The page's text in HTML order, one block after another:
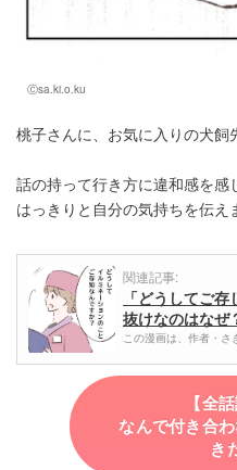
Ⓒsa.ki.o.ku
桃子さんに、お気に入りの犬飼
話の持って行き方に違和感を感
はっきりと自分の気持ちを伝え
関連記事:
「どうしてご
抜けなのはな
この漫画は、作者・
【全
なんで付き合
き